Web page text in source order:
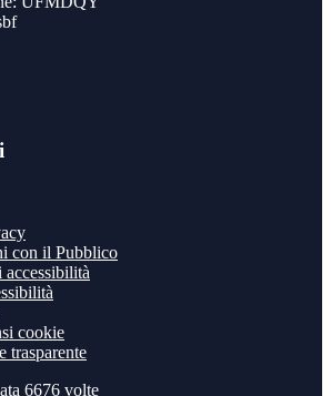
con il Pubblico
cookie
trasparente
6676 volte